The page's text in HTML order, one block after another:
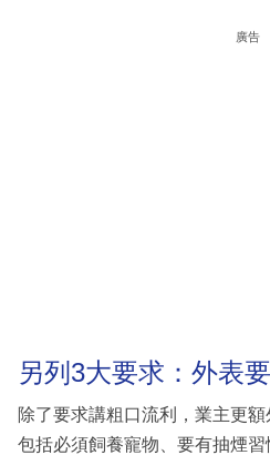
廣告
另列3大要求：外表
除了要求講粗口流利，業主更
包括必須飼養寵物、要有抽煙